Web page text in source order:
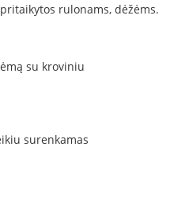
rulonams, dėžėms.
su kroviniu
surenkamas